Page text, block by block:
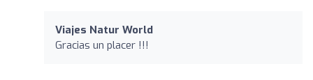
Viajes Natur World
Gracias un placer !!!